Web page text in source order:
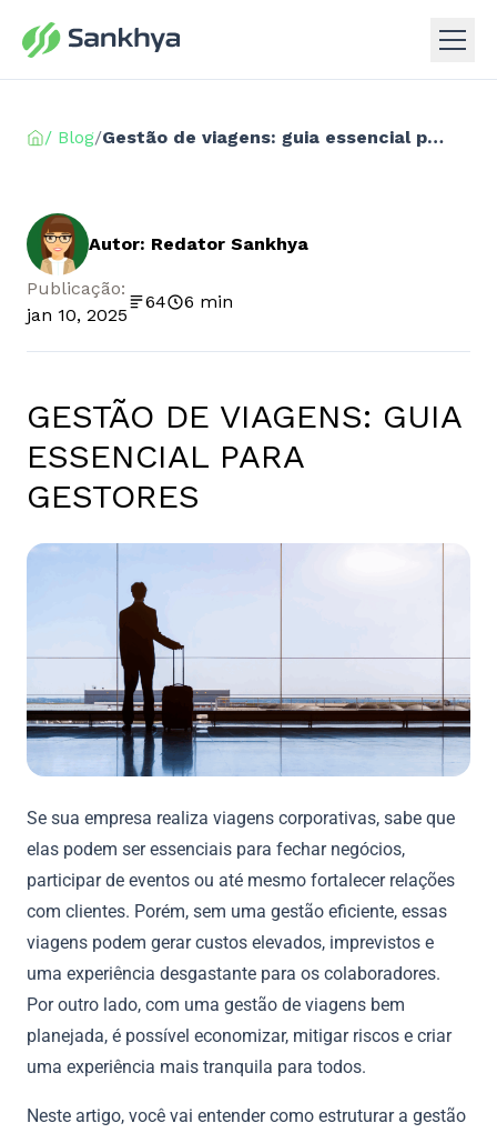
/ Blog/ Gestão de viagens: guia essencial para gestores
Autor: Redator Sankhya
Publicação:
jan 10, 2025
64 6 min
GESTÃO DE VIAGENS: GUIA
ESSENCIAL PARA
GESTORES
Se sua empresa realiza viagens corporativas, sabe que
elas podem ser essenciais para fechar negócios,
participar de eventos ou até mesmo fortalecer relações
com clientes. Porém, sem uma gestão eficiente, essas
viagens podem gerar custos elevados, imprevistos e
uma experiência desgastante para os colaboradores.
Por outro lado, com uma gestão de viagens bem
planejada, é possível economizar, mitigar riscos e criar
uma experiência mais tranquila para todos.
Neste artigo, você vai entender como estruturar a gestão